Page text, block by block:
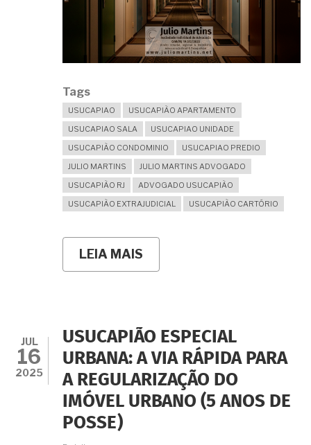
Tags
USUCAPIAO
USUCAPIÃO APARTAMENTO
USUCAPIAO SALA
USUCAPIAO UNIDADE
USUCAPIÃO CONDOMINIO
USUCAPIAO PREDIO
JULIO MARTINS
JULIO MARTINS ADVOGADO
USUCAPIÃO RJ
ADVOGADO USUCAPIÃO
USUCAPIÃO EXTRAJUDICIAL
USUCAPIÃO CARTÓRIO
LEIA MAIS
AS
APARTAMENTO:
UM
CAMINHO
VIÁVEL
PARA
A
REGULARIZAÇÃO
JUL
16
2025
USUCAPIÃO ESPECIAL
URBANA: A VIA RÁPIDA PARA
A REGULARIZAÇÃO DO
IMÓVEL URBANO (5 ANOS DE
POSSE)